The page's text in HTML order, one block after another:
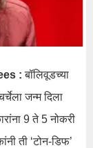
: बॉलिवूडच्या
जन्म दिला
9 ते 5 नोकरी
ती ‘टोन-डिफ’